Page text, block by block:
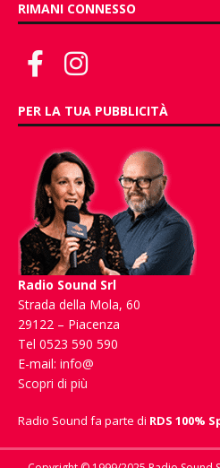
RIMANI CONNESSO
PER LA TUA PUBBLICITÀ
Radio Sound Srl
Strada della Mola, 60
29122 – Piacenza
Tel 0523 590 590
E-mail: info@
Scopri di più
Radio Sound fa parte di RDS 100%